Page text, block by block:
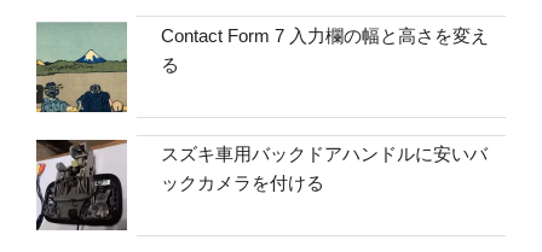
Contact Form 7 入力欄の幅と高さを変え
る
スズキ車用バックドアハンドルに安いバ
ックカメラを付ける